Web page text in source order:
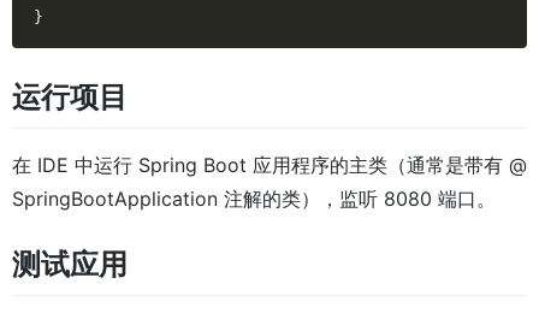
}
运行项目
在 IDE 中运行 Spring Boot 应用程序的主类（通常是带有 @
SpringBootApplication 注解的类），监听 8080 端口。
测试应用